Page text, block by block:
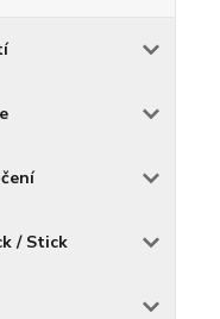
/ Stick